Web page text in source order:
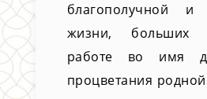
благополучной и
жизни, больших
работе во имя
процветания